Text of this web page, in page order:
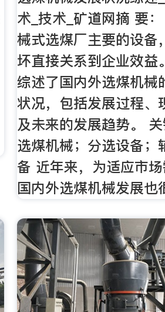
术_技术_矿道网摘 要
械式选煤厂主要的设备
坏直接关系到企业效益
综述了国内外选煤机械
状况，包括发展过程、
及未来的发展趋势。 关
选煤机械；分选设备；
备 近年来，为适应市场
国内外选煤机械发展也